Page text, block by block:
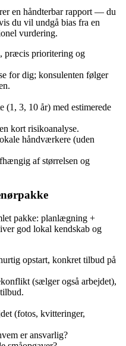
en håndterbar rapport — du
du vil undgå bias fra en
vurdering.
præcis prioritering og
for dig; konsulenten følger
(1, 3, 10 år) med estimerede
kort risikoanalyse.
håndværkere (uden
af størrelsen og
pakke: planlægning +
god lokal kendskab og
opstart, konkret tilbud på
(sælger også arbejdet),
(fotos, kvitteringer,
er ansvarlig?